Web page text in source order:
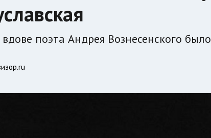
поэта Андрея Вознесенского